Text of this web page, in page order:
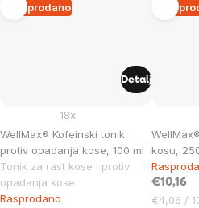
Rasprodano
WellMax® Kofeinski tonik
protiv opadanja kose, 100 ml
Tonik za rast kose i protiv
opadanja kose
18x
Rasprodano
Detalj
kosu,
€10,16
Cijena
€4,06 /